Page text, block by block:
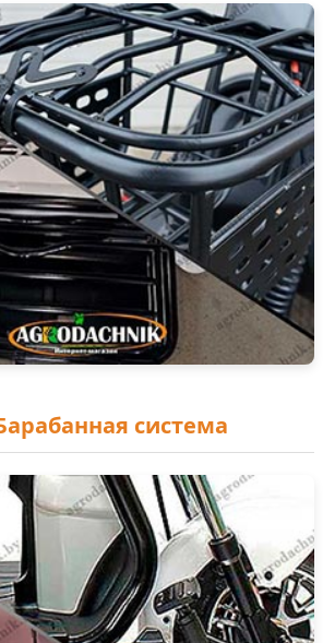
система